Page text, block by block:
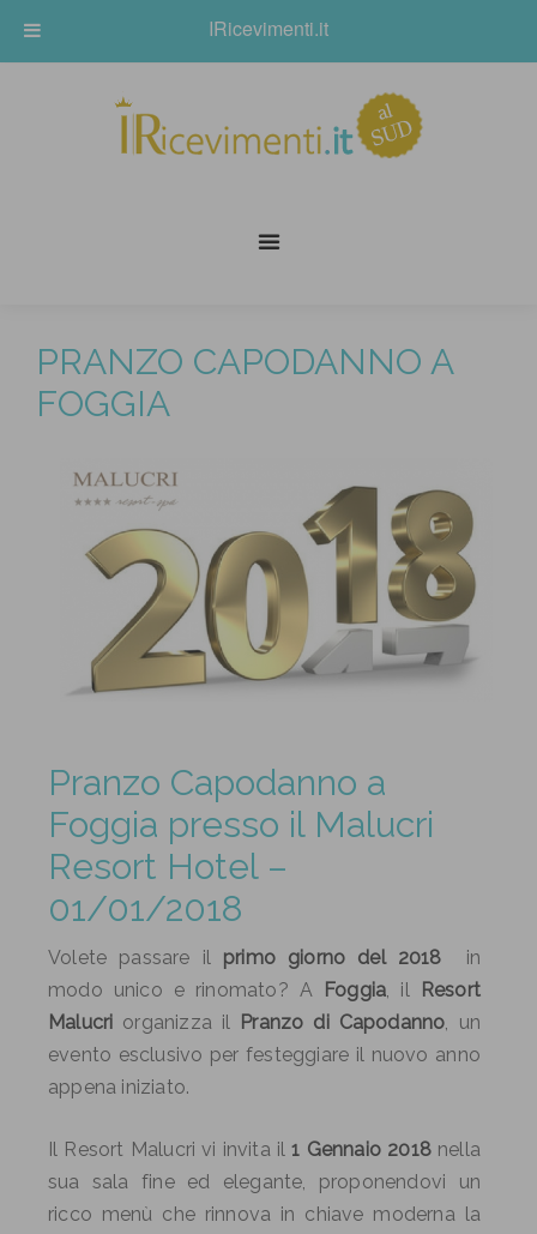
PRANZO CAPODANNO A
FOGGIA
Pranzo Capodanno a
Foggia presso il Malucri
Resort Hotel –
01/01/2018
Volete passare il primo giorno del 2018 in
modo unico e rinomato? A Foggia, il
Resort
Malucri organizza il Pranzo di Capodanno, un
evento esclusivo per festeggiare il nuovo anno
appena iniziato.
Il Resort Malucri vi invita il1 Gennaio 2018nella
sua sala fine ed elegante, proponendovi un
ricco menù che rinnova in chiave moderna la
IRicevimenti.it